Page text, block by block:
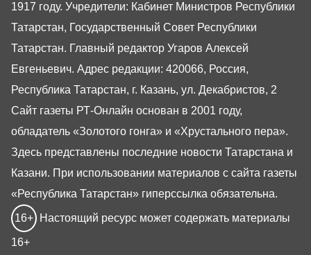
1917 году. Учредители: Кабинет Министров Республики
Татарстан, Государственный Совет Республики
Татарстан. Главный редактор Угаров Алексей
Евгеньевич. Адрес редакции: 420066, Россия,
Республика Татарстан, г. Казань, ул. Декабристов, 2
Сайт газеты РТ-Онлайн основан в 2001 году,
обладатель «Золотого гонга» и «Хрустального пера».
Здесь представлены последние новости Татарстана и
Казани. При использовании материалов с сайта газеты
«Республика Татарстан» гиперссылка обязательна.
16+ Настоящий ресурс может содержать материалы
16+